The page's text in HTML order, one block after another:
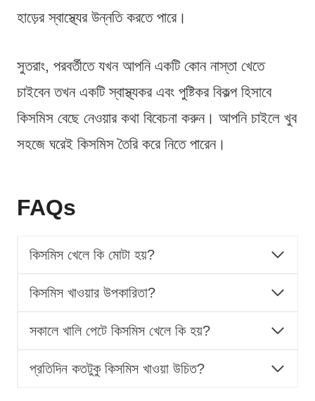
হাড়ের স্বাস্থ্যের উন্নতি করতে পারে।
সুতরাং, পরবর্তীতে যখন আপনি একটি কোন নাস্তা খেতে
চাইবেন তখন একটি স্বাস্থ্যকর এবং পুষ্টিকর বিকল্প হিসাবে
কিসমিস বেছে নেওয়ার কথা বিবেচনা করুন। আপনি চাইলে খুব
সহজে ঘরেই কিসমিস তৈরি করে নিতে পারেন।
FAQs
কিসমিস খেলে কি মোটা হয়?
কিসমিস খাওয়ার উপকারিতা?
সকালে খালি পেটে কিসমিস খেলে কি হয়?
প্রতিদিন কতটুকু কিসমিস খাওয়া উচিত?